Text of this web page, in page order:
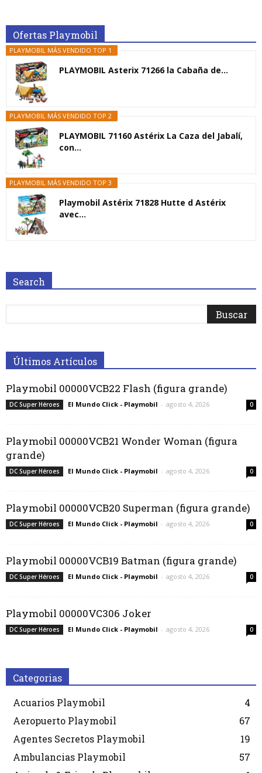
Ofertas Playmobil
PLAYMOBIL MÁS VENDIDO TOP 1
PLAYMOBIL Asterix 71266 la Cabaña de...
PLAYMOBIL MÁS VENDIDO TOP 2
PLAYMOBIL 71160 Astérix La Caza del Jabalí,
con...
PLAYMOBIL MÁS VENDIDO TOP 3
Playmobil Astérix 71828 Hutte d Astérix
avec...
Search
Últimos Artículos
Playmobil 00000VCB22 Flash (figura grande)
DC Super Héroes El Mundo Click - Playmobil - agosto 4, 2026 0
Playmobil 00000VCB21 Wonder Woman (figura
grande)
DC Super Héroes El Mundo Click - Playmobil - agosto 4, 2026 0
Playmobil 00000VCB20 Superman (figura grande)
DC Super Héroes El Mundo Click - Playmobil - agosto 4, 2026 0
Playmobil 00000VCB19 Batman (figura grande)
DC Super Héroes El Mundo Click - Playmobil - agosto 4, 2026 0
Playmobil 00000VC306 Joker
DC Super Héroes El Mundo Click - Playmobil - agosto 4, 2026 0
Categorias
Acuarios Playmobil
4
Aeropuerto Playmobil
67
Agentes Secretos Playmobil
19
Ambulancias Playmobil
57